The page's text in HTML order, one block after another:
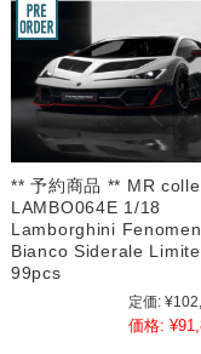
** 予約商品 ** MR
LAMBO064E 1/18
Lamborghini
Bianco Siderale
99pcs
定価:
価格: